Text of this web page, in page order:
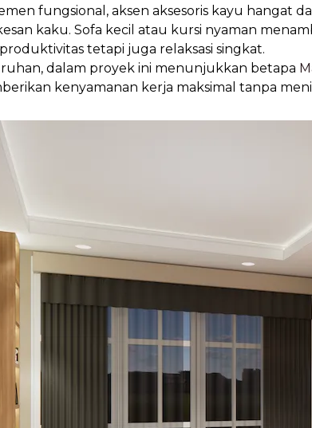
fungsional, aksen aksesoris kayu hangat
kaku. Sofa kecil atau kursi nyaman
tetapi juga relaksasi singkat.
dalam proyek ini menunjukkan betapa
kenyamanan kerja maksimal tanpa